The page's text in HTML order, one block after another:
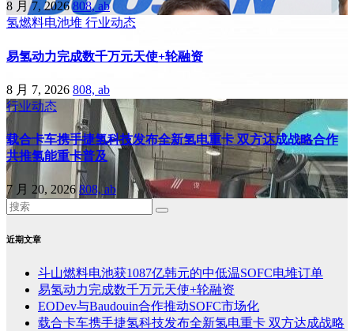
8 月 7, 2026808, ab
氢燃料电池堆 行业动态
易氢动力完成数千万元天使+轮融资
8 月 7, 2026 808, ab
行业动态
载合卡车携手捷氢科技发布全新氢电重卡 双方达成战略合作
共推氢能重卡普及
7 月 20, 2026 808, ab
近期文章
斗山燃料电池获1087亿韩元的中低温SOFC电堆订单
易氢动力完成数千万元天使+轮融资
EODev与Baudouin合作推动SOFC市场化
载合卡车携手捷氢科技发布全新氢电重卡 双方达成战略